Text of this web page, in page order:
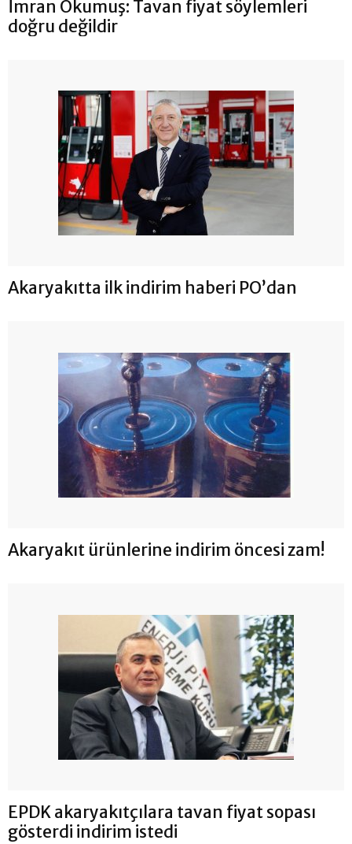
İmran Okumuş: Tavan fiyat söylemleri
doğru değildir
Akaryakıtta ilk indirim haberi PO’dan
Akaryakıt ürünlerine indirim öncesi zam!
EPDK akaryakıtçılara tavan fiyat sopası
gösterdi indirim istedi